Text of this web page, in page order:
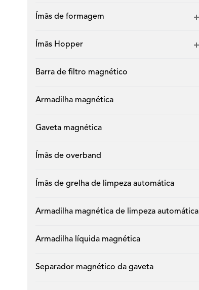
Ímãs de formagem
Ímãs Hopper
Barra de filtro magnético
Armadilha magnética
Gaveta magnética
Ímãs de overband
Ímãs de grelha de limpeza automática
Armadilha magnética de limpeza automática
Armadilha líquida magnética
Separador magnético da gaveta